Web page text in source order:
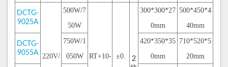
DCTG-
9025A
220V/
500W/7
50W
RT+10- ±0.
2
300*300*27
0mm
500*450*4
40mm
DCTG-
9055A
750W/1
050W
420*350*35
0mm
710*520*5
20mm